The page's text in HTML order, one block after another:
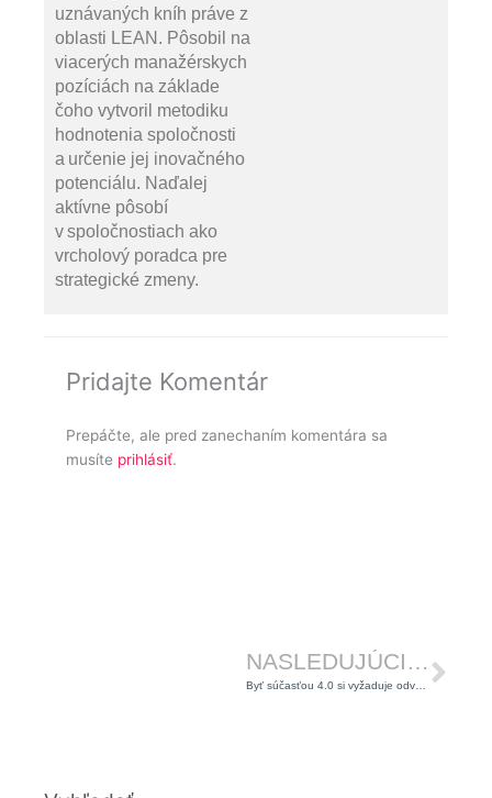
uznávaných kníh práve z
oblasti LEAN. Pôsobil na
viacerých manažérskych
pozíciách na základe
čoho vytvoril metodiku
hodnotenia spoločnosti
a určenie jej inovačného
potenciálu. Naďalej
aktívne pôsobí
v spoločnostiach ako
vrcholový poradca pre
strategické zmeny.
Pridajte Komentár
Prepáčte, ale pred zanechaním komentára sa
musíte prihlásiť.
NASLEDUJÚCI ČLÁNOK
Byť súčasťou 4.0 si vyžaduje odvahu alebo odvážnemu „4.0“ praje